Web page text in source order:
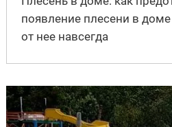
появление плесени в доме
от нее навсегда